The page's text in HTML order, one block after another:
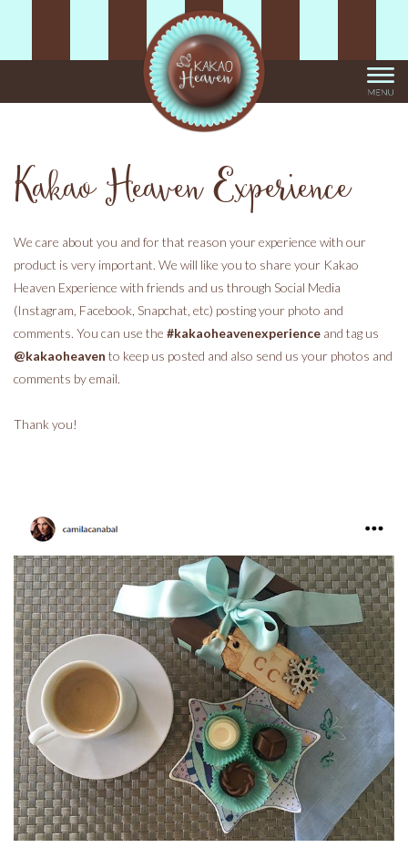
Kakao Heaven Experience
We care about you and for that reason your experience with our
product is very important. We will like you to share your Kakao
Heaven Experience with friends and us through Social Media
(Instagram, Facebook, Snapchat, etc) posting your photo and
comments. You can use the #kakaoheavenexperience and tag us
@kakaoheaven to keep us posted and also send us your photos and
comments by email.
Thank you!